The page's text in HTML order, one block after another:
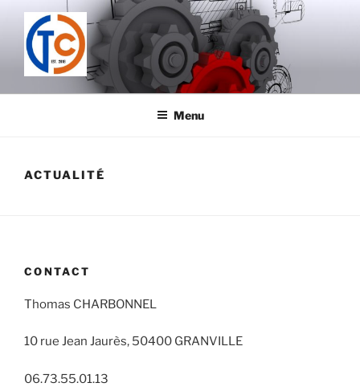
Aller
contenu
principal
TECHNOLOGIE CONCEPTION
Menu
ACTUALITÉ
CONTACT
Thomas CHARBONNEL
10 rue Jean Jaurès, 50400 GRANVILLE
06.73.55.01.13